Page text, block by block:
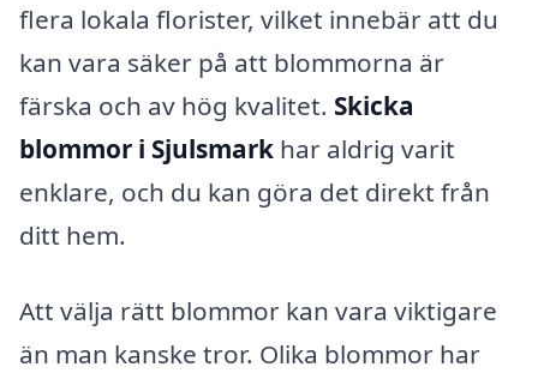
flera lokala florister, vilket innebär att du
kan vara säker på att blommorna är
färska och av hög kvalitet. Skicka
blommor i Sjulsmark har aldrig varit
enklare, och du kan göra det direkt från
ditt hem.
Att välja rätt blommor kan vara viktigare
än man kanske tror. Olika blommor har